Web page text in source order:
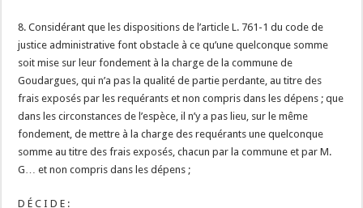
8. Considérant que les dispositions de l’article L. 761-1 du code de
justice administrative font obstacle à ce qu’une quelconque somme
soit mise sur leur fondement à la charge de la commune de
Goudargues, qui n’a pas la qualité de partie perdante, au titre des
frais exposés par les requérants et non compris dans les dépens ; que
dans les circonstances de l’espèce, il n’y a pas lieu, sur le même
fondement, de mettre à la charge des requérants une quelconque
somme au titre des frais exposés, chacun par la commune et par M.
G… et non compris dans les dépens ;
D É C I D E :